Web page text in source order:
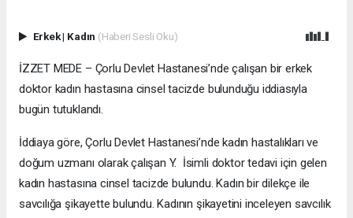
Erkek| Kadın (Haberi Sesli Oku)
İZZET MEDE – Çorlu Devlet Hastanesi’nde çalışan bir erkek
doktor kadın hastasına cinsel tacizde bulunduğu iddiasıyla
bugün tutuklandı.
İddiaya göre, Çorlu Devlet Hastanesi’nde kadın hastalıkları ve
doğum uzmanı olarak çalışan Y. İsimli doktor tedavi için gelen
kadın hastasına cinsel tacizde bulundu. Kadın bir dilekçe ile
savcılığa şikayette bulundu. Kadının şikayetini inceleyen savcılık